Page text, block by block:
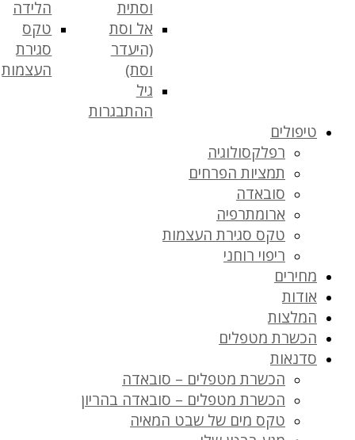
וסתית
אל וסת
(היעדר
וסת)
גיל
ההתבגרות
הלידה
טקס
סגירת
העצמות
טיפולים
רפלקסולוגיה
תמציות הפרחים
סובאדה
ארומתרפיה
טקס סגירת העצמות
ריפוי רוחני
מחירים
אודות
המלצות
הכשרת מטפלים
סדנאות
הכשרת מטפלים – סובאדה
הכשרת מטפלים – סובאדה בהריון
טקס מים של שבט המאיה